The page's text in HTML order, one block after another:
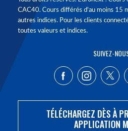
CAC40. Cours différés d'au moins 15
autres indices. Pour les clients
toutes valeurs et indices.
SUIVEZ-
TÉLÉCHARGEZ DÈS À
APPLICATION